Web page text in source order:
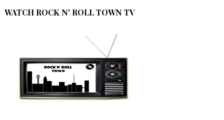
WATCH ROCK N' ROLL TOWN TV